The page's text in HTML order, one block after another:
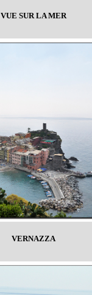
VUE SUR LA MER
VERNAZZA